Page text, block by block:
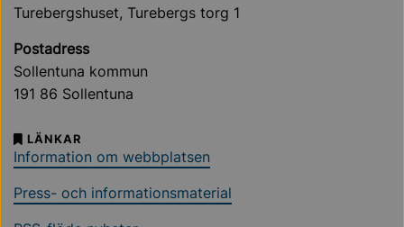
Turebergshuset, Turebergs torg 1
Postadress
Sollentuna kommun
191 86 Sollentuna
LÄNKAR
Information om webbplatsen
Press- och informationsmaterial